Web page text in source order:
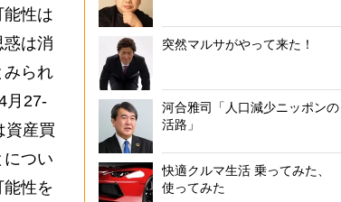
性は
は消
みられ
月27-
資産買
つい
性を
突然マルサがやって来た！
河合雅司「人口減少ニッポンの
活路」
快適クルマ生活 乗ってみた、
使ってみた